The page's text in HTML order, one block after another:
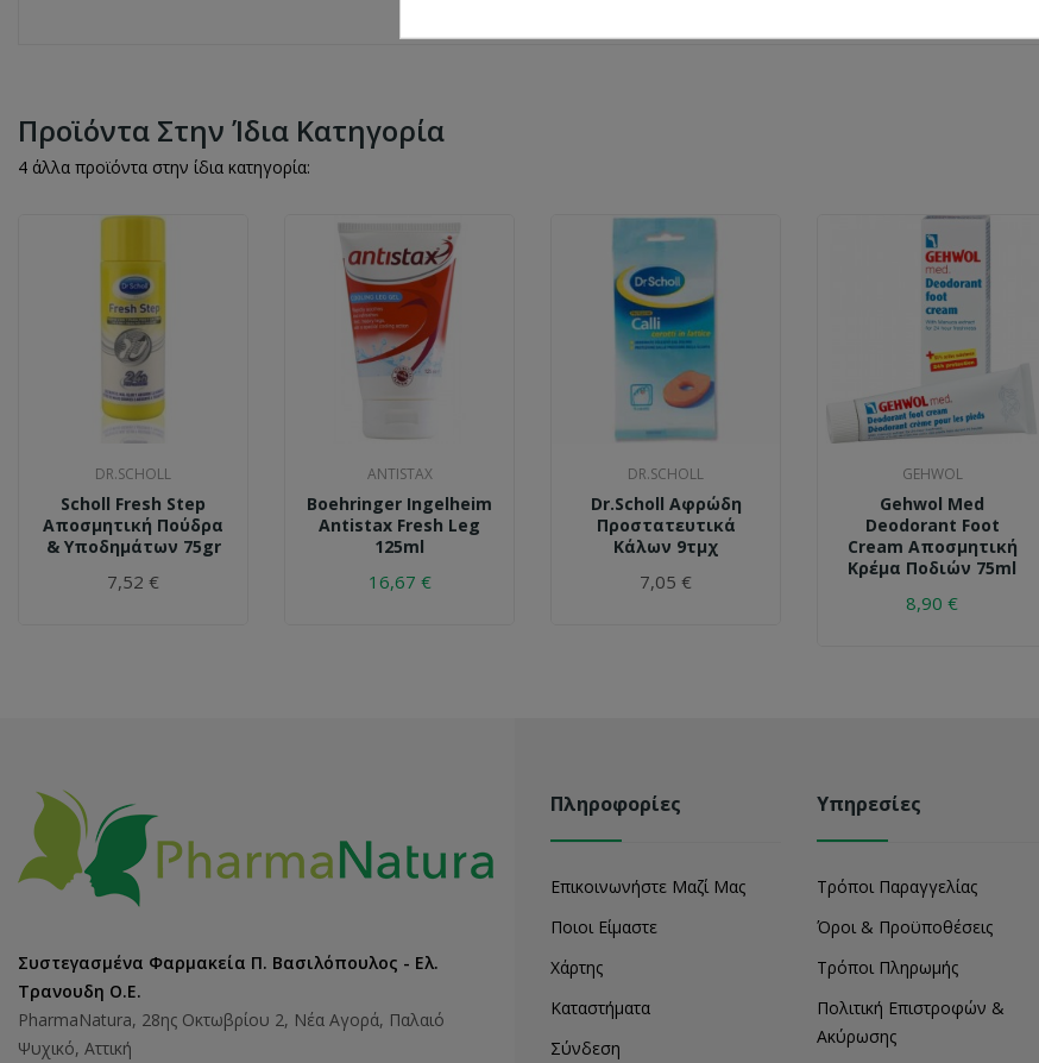
Προϊόντα Στην Ίδια Κατηγορία
4 άλλα προϊόντα στην ίδια κατηγορία:
DR.SCHOLL
Scholl Fresh Step
Αποσμητική Πούδρα
& Υποδημάτων 75gr
7,52 €
ANTISTAX
Boehringer Ingelheim
Antistax Fresh Leg
125ml
16,67 €
DR.SCHOLL
Dr.Scholl Αφρώδη
Προστατευτικά
Κάλων 9τμχ
7,05 €
GEHWOL
Gehwol Med
Deodorant Foot
Cream Αποσμητική
Κρέμα Ποδιών 75ml
8,90 €
Συστεγασμένα Φαρμακεία Π. Βασιλόπουλος - Ελ.
Τρανουδη Ο.Ε.
PharmaNatura, 28ης Οκτωβρίου 2, Νέα Αγορά, Παλαιό
Ψυχικό, Αττική
Πληροφορίες
Επικοινωνήστε Μαζί Μας
Ποιοι Είμαστε
Χάρτης
Καταστήματα
Σύνδεση
Υπηρεσίες
Τρόποι Παραγγελίας
Όροι & Προϋποθέσεις
Τρόποι Πληρωμής
Πολιτική Επιστροφών &
Ακύρωσης